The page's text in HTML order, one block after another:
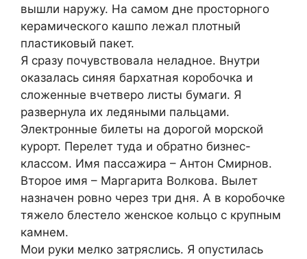
вышли наружу. На самом дне просторного
керамического кашпо лежал плотный
пластиковый пакет.
Я сразу почувствовала неладное. Внутри
оказалась синяя бархатная коробочка и
сложенные вчетверо листы бумаги. Я
развернула их ледяными пальцами.
Электронные билеты на дорогой морской
курорт. Перелет туда и обратно бизнес-
классом. Имя пассажира – Антон Смирнов.
Второе имя – Маргарита Волкова. Вылет
назначен ровно через три дня. А в коробочке
тяжело блестело женское кольцо с крупным
камнем.
Мои руки мелко затряслись. Я опустилась